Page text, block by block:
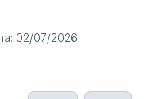
02/07/2026